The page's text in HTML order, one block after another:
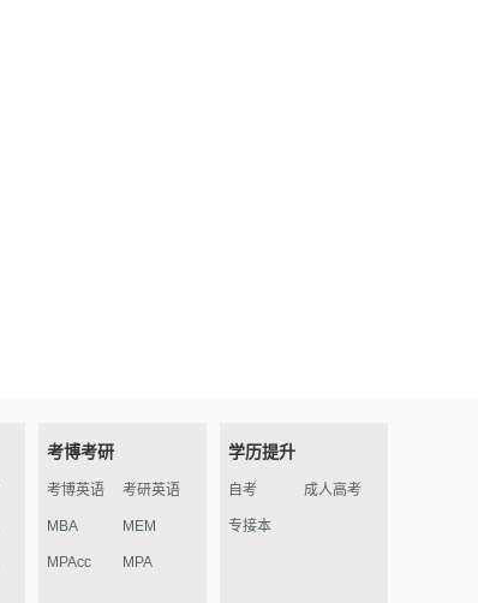
考博考研
考博英语 考研英语
MBA MEM
MPAcc MPA
学历提升
自考 成人高考
专接本